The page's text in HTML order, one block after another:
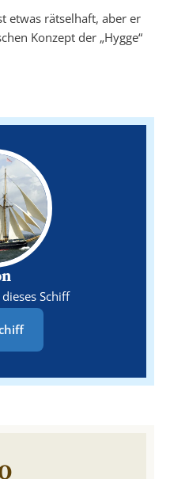
etwas rätselhaft, aber er
Konzept der „Hygge“
Schiff